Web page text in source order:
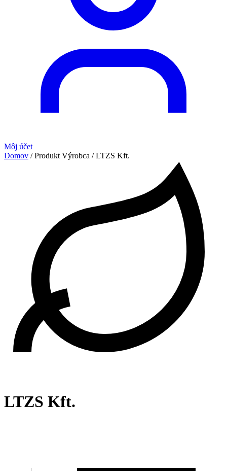
Môj účet
Domov / Produkt Výrobca / LTZS Kft.
LTZS Kft.